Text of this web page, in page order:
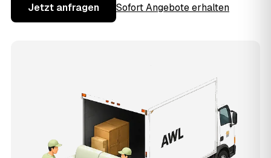
Jetzt anfragen Sofort Angebote erhalten